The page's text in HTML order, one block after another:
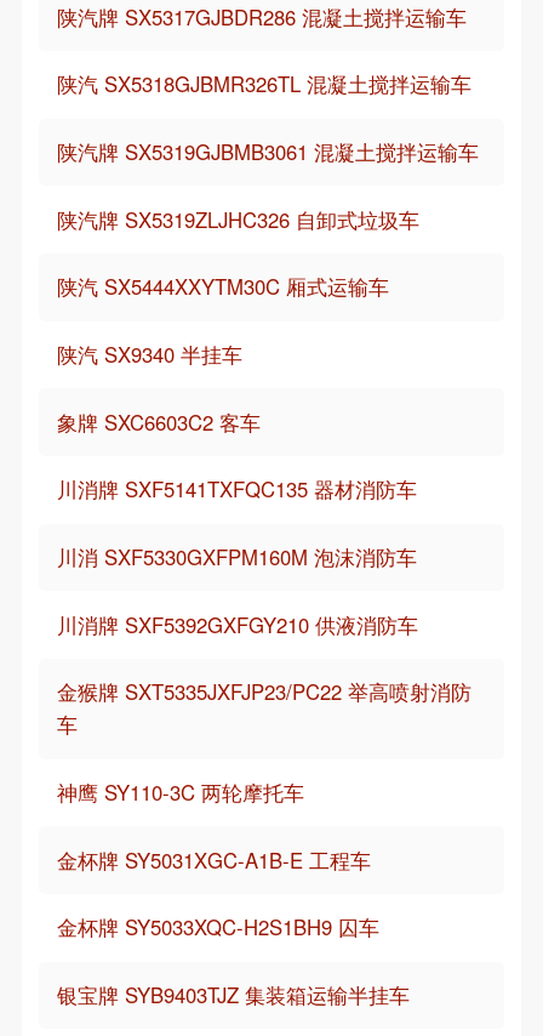
陕汽牌 SX5317GJBDR286 混凝土搅拌运输车
陕汽 SX5318GJBMR326TL 混凝土搅拌运输车
陕汽牌 SX5319GJBMB3061 混凝土搅拌运输车
陕汽牌 SX5319ZLJHC326 自卸式垃圾车
陕汽 SX5444XXYTM30C 厢式运输车
陕汽 SX9340 半挂车
象牌 SXC6603C2 客车
川消牌 SXF5141TXFQC135 器材消防车
川消 SXF5330GXFPM160M 泡沫消防车
川消牌 SXF5392GXFGY210 供液消防车
金猴牌 SXT5335JXFJP23/PC22 举高喷射消防
车
神鹰 SY110-3C 两轮摩托车
金杯牌 SY5031XGC-A1B-E 工程车
金杯牌 SY5033XQC-H2S1BH9 囚车
银宝牌 SYB9403TJZ 集装箱运输半挂车